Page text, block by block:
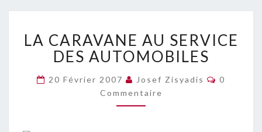
CARAVANE
AU
SERVICE
DES
AUTOMOBILES
LA CARAVANE AU SERVICE
DES AUTOMOBILES
20 Février 2007 Josef Zisyadis
0
Commentaire